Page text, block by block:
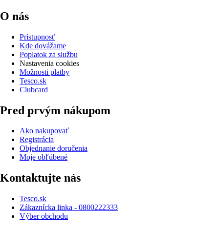
O nás
Prístupnosť
Kde dovážame
Poplatok za službu
Nastavenia cookies
Možnosti platby
Tesco.sk
Clubcard
Pred prvým nákupom
Ako nakupovať
Registrácia
Objednanie doručenia
Moje obľúbené
Kontaktujte nás
Tesco.sk
Zákaznícka linka - 0800222333
Výber obchodu